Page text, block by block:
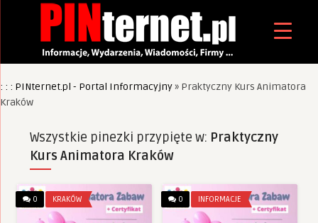
: : : PINternet.pl - Portal Informacyjny» Praktyczny Kurs Animatora
Kraków
Wszystkie pinezki przypięte w: Praktyczny
Kurs Animatora Kraków
0 KRAKÓW 0 INFORMACJE